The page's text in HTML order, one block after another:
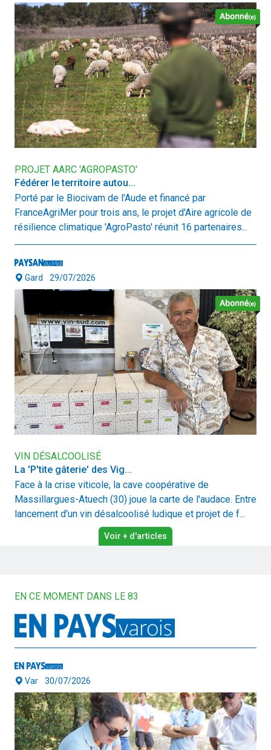
PROJET AARC 'AGROPASTO'
Fédérer le territoire autou...
Porté par le Biocivam de l'Aude et financé par
FranceAgriMer pour trois ans, le projet d'Aire agricole de
résilience climatique 'AgroPasto' réunit 16 partenaires...
Gard 29/07/2026
VIN DÉSALCOOLISÉ
La 'P'tite gâterie' des Vig...
Face à la crise viticole, la cave coopérative de
Massillargues-Atuech (30) joue la carte de l'audace. Entre
lancement d'un vin désalcoolisé ludique et projet de f...
Voir + d'articles
EN CE MOMENT DANS LE 83
Var 30/07/2026